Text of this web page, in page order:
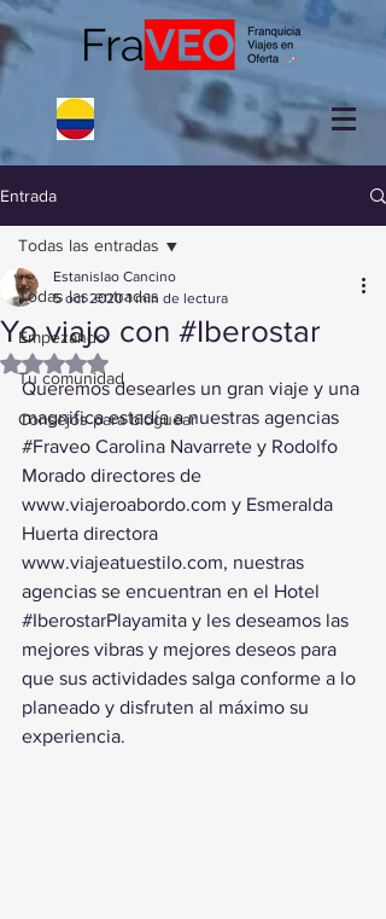
Entrada
Todas las entradas
Empezando
Tu comunidad
Consejos para bloguear
Todas las entradas
Yo viajo con #Iberostar
Estanislao Cancino
5 oct 2020 1 min de lectura
Obtuvo NaN de 5 estrellas.
Queremos desearles un gran viaje y una
magnifica estadía a nuestras agencias
#Fraveo Carolina Navarrete y Rodolfo
Morado directores de
www.viajeroabordo.com y Esmeralda
Huerta directora
www.viajeatuestilo.com, nuestras
agencias se encuentran en el Hotel
#IberostarPlayamita y les deseamos las
mejores vibras y mejores deseos para
que sus actividades salga conforme a lo
planeado y disfruten al máximo su
experiencia.